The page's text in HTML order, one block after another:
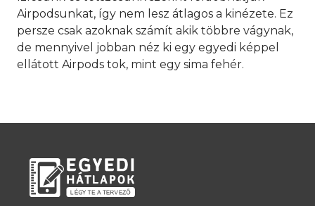
Airpodsunkat, így nem lesz átlagos a kinézete. Ez
persze csak azoknak számít akik többre vágynak,
de mennyivel jobban néz ki egy egyedi képpel
ellátott Airpods tok, mint egy sima fehér.